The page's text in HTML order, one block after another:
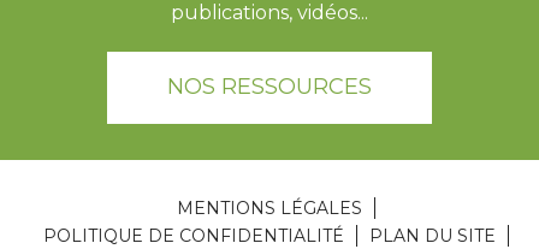
publications, vidéos...
NOS RESSOURCES
MENTIONS LÉGALES
POLITIQUE DE CONFIDENTIALITÉ
PLAN DU SITE